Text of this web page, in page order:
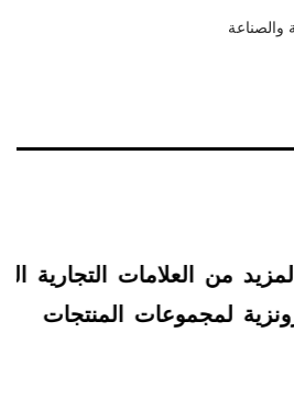
العلامات التجارية العالمية
لمجموعات المنتجات